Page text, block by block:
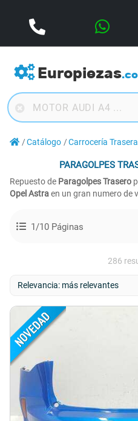
Europiezas
Catálogo Carrocería Trasera
PARAGOLPES
Repuesto de Paragolpes Trasero
Opel Astraen un gran numero de
1/10 Páginas
286